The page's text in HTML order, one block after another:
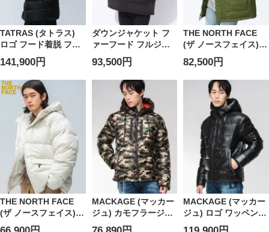
TATRAS (タトラス)
ロゴ フード着脱 フル
ジップ ミドル丈 ダウ
ンコート
POLITEAMA ポリテ
アマ
TRLPOLITEAMA5 レ
ディース
141,900円
ダウンジャケット フ
ァーフード フルジッ
プ MCMURDO
PARKA アウター ブル
ゾン ファーフード 秋
冬 大きいサイズ メン
93,500円
THE NORTH FACE
(ザ ノースフェイス)
ファーフード フルジ
ップ ダウンジャケッ
ト MCMURDO
PARKA NF0A5GJF
メンズ ユニセックス
トップス アウター ジ
ャケット ブルゾン ダ
ウンコート フード
82,500円
THE NORTH FACE
(ザ ノースフェイス)
フード フルジップ ダ
MACKAGE (マッカー
ジュ) カモフラージュ
迷彩 フルジップ ダウ
MACKAGE (マッカー
ジュ) ロゴ ワッペン
フルジップ ダウンジ